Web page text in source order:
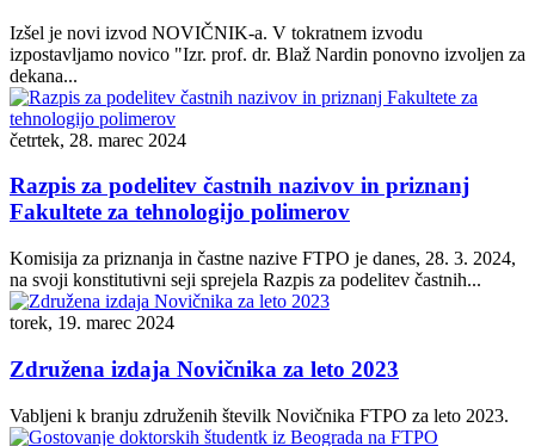
Izšel je novi izvod NOVIČNIK-a. V tokratnem izvodu
izpostavljamo novico "Izr. prof. dr. Blaž Nardin ponovno izvoljen za
dekana...
četrtek, 28. marec 2024
Razpis za podelitev častnih nazivov in priznanj
Fakultete za tehnologijo polimerov
Komisija za priznanja in častne nazive FTPO je danes, 28. 3. 2024,
na svoji konstitutivni seji sprejela Razpis za podelitev častnih...
torek, 19. marec 2024
Združena izdaja Novičnika za leto 2023
Vabljeni k branju združenih številk Novičnika FTPO za leto 2023.